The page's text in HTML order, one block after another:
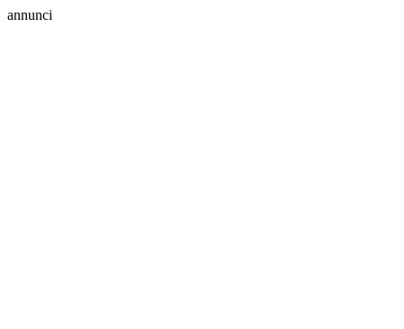
annunci